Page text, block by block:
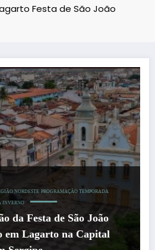
Festa de São João
NORDESTE PROGRAMAÇÃO TEMPORADA
INVERNO
da Festa de São João
em Lagarto na Capital